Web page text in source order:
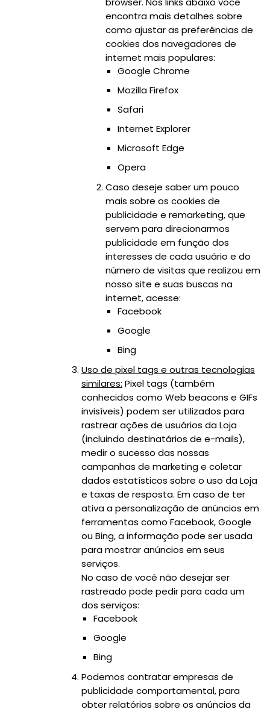
encontra mais detalhes sobre
como ajustar as preferências de
cookies dos navegadores de
internet mais populares:
Google Chrome
Mozilla Firefox
Safari
Internet Explorer
Microsoft Edge
Opera
Caso deseje saber um pouco
mais sobre os cookies de
publicidade e remarketing, que
servem para direcionarmos
publicidade em função dos
interesses de cada usuário e do
número de visitas que realizou em
nosso site e suas buscas na
internet, acesse:
Facebook
Google
Bing
Uso de pixel tags e outras tecnologias
similares: Pixel tags (também
conhecidos como Web beacons e GIFs
invisíveis) podem ser utilizados para
rastrear ações de usuários da Loja
(incluindo destinatários de e-mails),
medir o sucesso das nossas
campanhas de marketing e coletar
dados estatísticos sobre o uso da Loja
e taxas de resposta. Em caso de ter
ativa a personalização de anúncios em
ferramentas como Facebook, Google
ou Bing, a informação pode ser usada
para mostrar anúncios em seus
serviços.
No caso de você não desejar ser
rastreado pode pedir para cada um
dos serviços:
Facebook
Google
Bing
Podemos contratar empresas de
publicidade comportamental, para
obter relatórios sobre os anúncios da